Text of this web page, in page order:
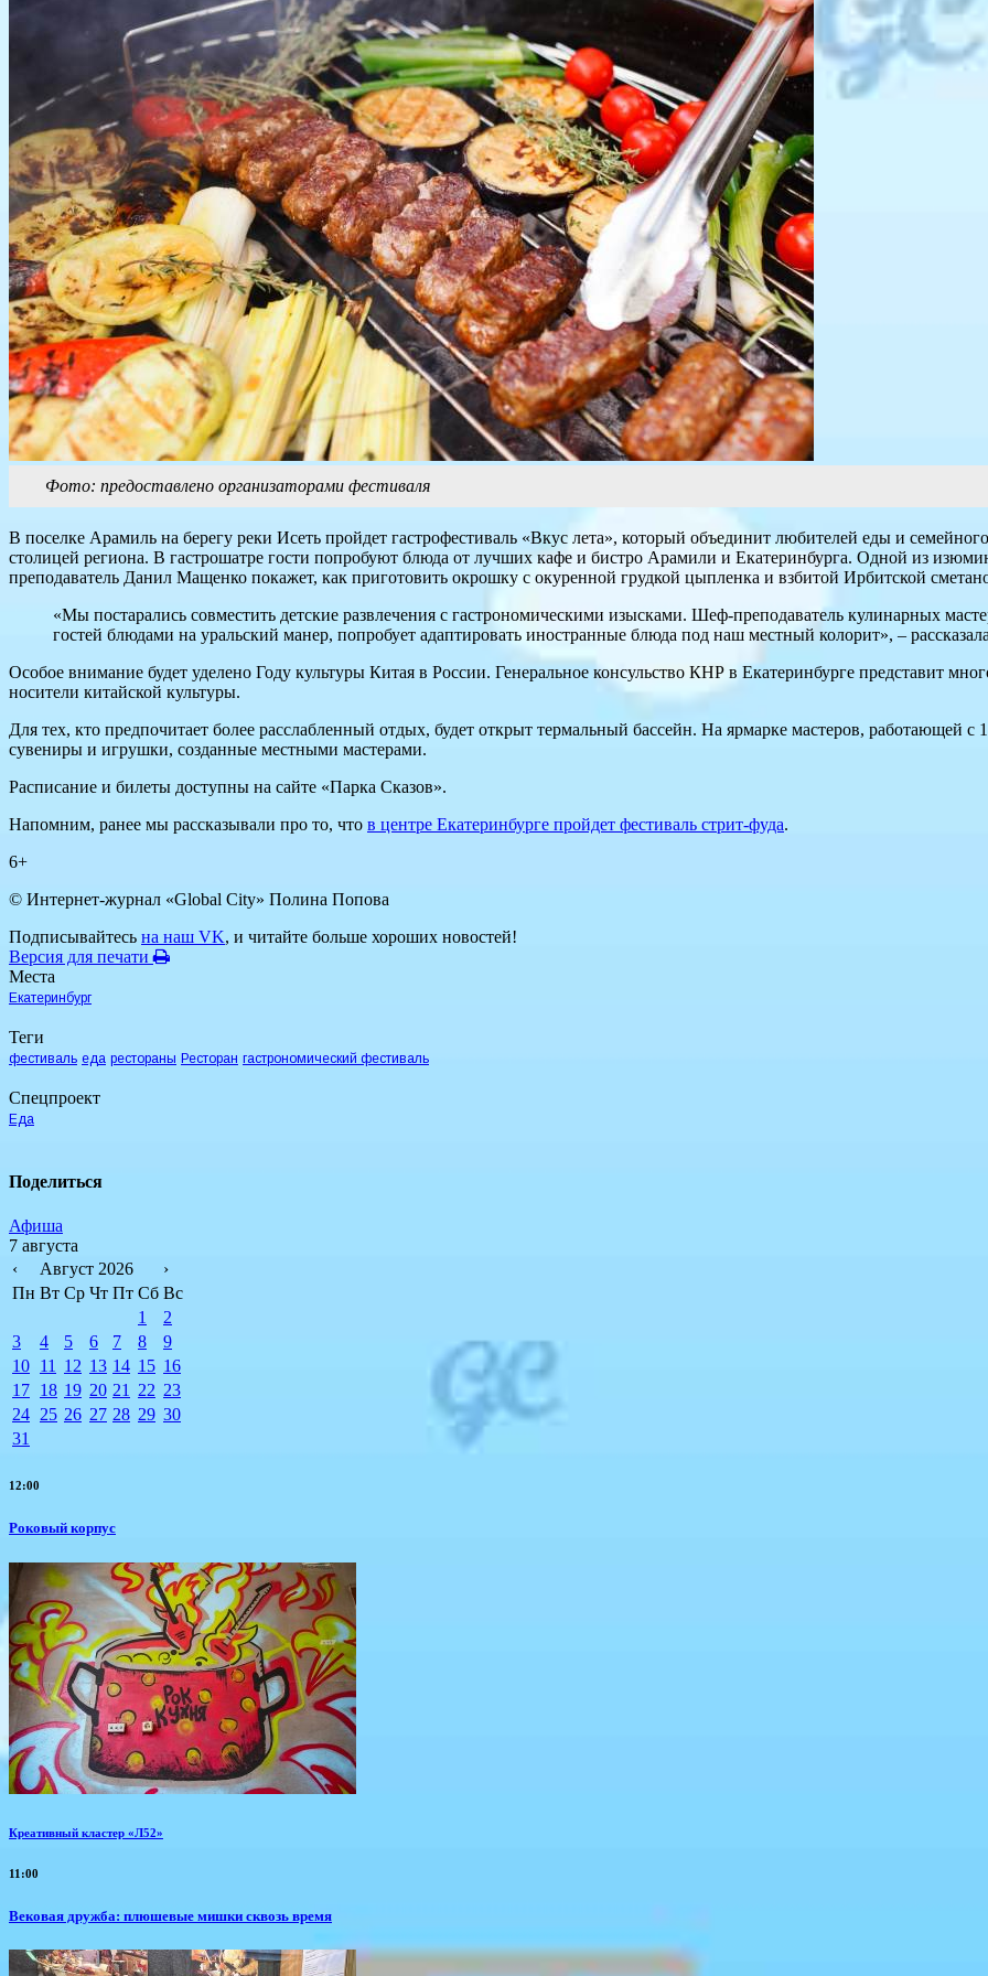
Фото: предоставлено организаторами фестиваля
В поселке Арамиль на берегу реки Исеть пройдет гастрофестиваль «Вкус лета», который объединит любителей еды и
столицей региона. В гастрошатре гости попробуют блюда от лучших кафе и бистро Арамили и Екатеринбурга. Одной из
преподаватель Данил Мащенко покажет, как приготовить окрошку с окуренной грудкой цыпленка и взбитой Ирбитской
«Мы постарались совместить детские развлечения с гастрономическими изысками. Шеф-преподаватель кулинарных
гостей блюдами на уральский манер, попробует адаптировать иностранные блюда под наш местный колорит», –
Особое внимание будет уделено Году культуры Китая в России. Генеральное консульство КНР в Екатеринбурге представит
носители китайской культуры.
Для тех, кто предпочитает более расслабленный отдых, будет открыт термальный бассейн. На ярмарке мастеров, работающей
сувениры и игрушки, созданные местными мастерами.
Расписание и билеты доступны на сайте «Парка Сказов».
Напомним, ранее мы рассказывали про то, что в центре Екатеринбурге пройдет фестиваль стрит-фуда.
6+
© Интернет-журнал «Global City» Полина Попова
Подписывайтесь на наш VK, и читайте больше хороших новостей!
Версия для печати
Места
Екатеринбург
Теги
фестиваль еда рестораны Ресторан гастрономический фестиваль
Спецпроект
Еда
Поделиться
Афиша
7 августа
‹
Август 2026
›
Пн Вт Ср Чт Пт Сб Вс
1
2
3
4 5 6 7 8
9
10 11 12 13 14 15 16
17 18 19 20 21 22 23
24 25 26 27 28 29 30
31
12:00
Роковый корпус
Креативный кластер «Л52»
11:00
Вековая дружба: плюшевые мишки сквозь время